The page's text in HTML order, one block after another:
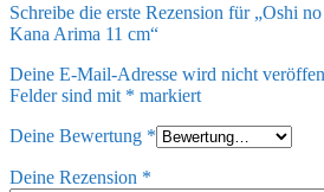
Schreibe die erste Rezension für „Oshi
Kana Arima 11 cm“
Deine E-Mail-Adresse wird nicht
Felder sind mit * markiert
Deine Bewertung *
Deine Rezension *